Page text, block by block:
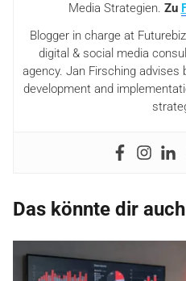
Media Strategien. Zu
Blogger in charge at
digital & social media
agency. Jan Firsching
development and
Das könnte dir